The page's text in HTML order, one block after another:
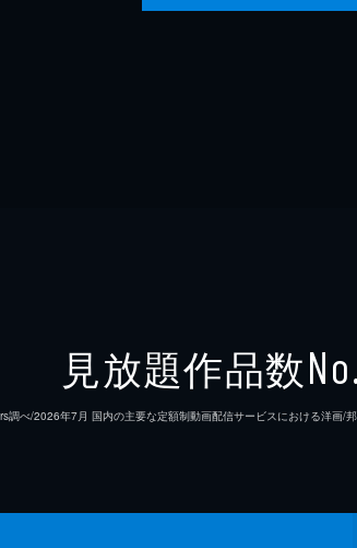
見放題作品数
調べ/2026年7⽉ 国内の主要な定額制動画配信サービスにおける洋画/